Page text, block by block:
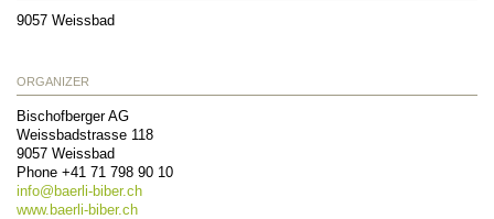
9057 Weissbad
ORGANIZER
Bischofberger AG
Weissbadstrasse 118
9057 Weissbad
Phone +41 71 798 90 10
info@ baerli-biber.ch
www.baerli-biber.ch